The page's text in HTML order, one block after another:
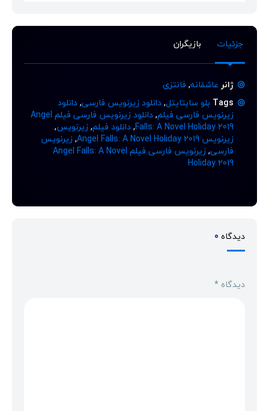
جزئیات بازیگران
ژانر عاشقانه, فانتزی
Tags بلو سابتایتل,دانلود زیرنویس فارسی,دانلود
زیرنویس فارسی فیلم,
دانلود زیرنویس فارسی فیلم Angel
Falls: A Novel Holiday 2019
,دانلود فیلم,زیرنویس,
زیرنویس Angel Falls: A Novel Holiday 2019
,زیرنویس
فارسی,
زیرنویس فارسی فیلم Angel Falls: A Novel
Holiday 2019
دیدگاه 0
دیدگاه *